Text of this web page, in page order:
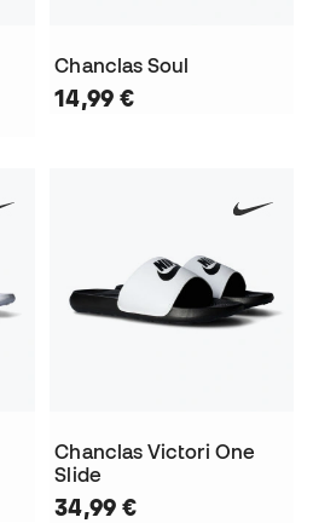
Chanclas Soul
14,99 €
Chanclas Victori One
Slide
34,99 €